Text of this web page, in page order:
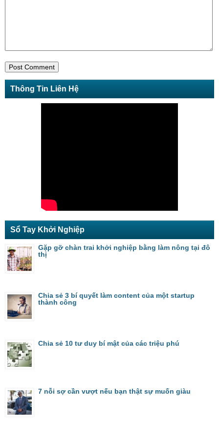
Thông Tin Liên Hệ
Sổ Tay Khởi Nghiệp
Gặp gỡ chàn trai khởi nghiệp bằng làm nông tại đô
thị
Chia sẻ 3 bí quyết làm content của một startup
thành công
Chia sẻ 10 tư duy bí mật của các triệu phú
7 nỗi sợ cần vượt nếu bạn thật sự muốn giàu